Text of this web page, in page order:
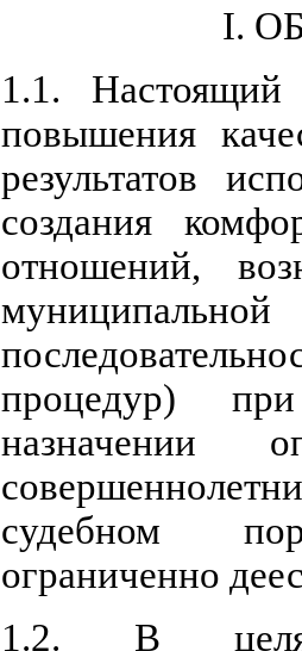
I.
1.1. Настоящий
повышения
результатов
создания
отношений,
процедур)
назначении
судебном
ограниченно
1.2. В целях